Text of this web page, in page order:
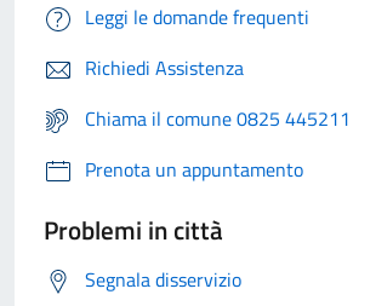
Leggi le domande frequenti
Richiedi Assistenza
Chiama il comune 0825 445211
Prenota un appuntamento
Problemi in città
Segnala disservizio